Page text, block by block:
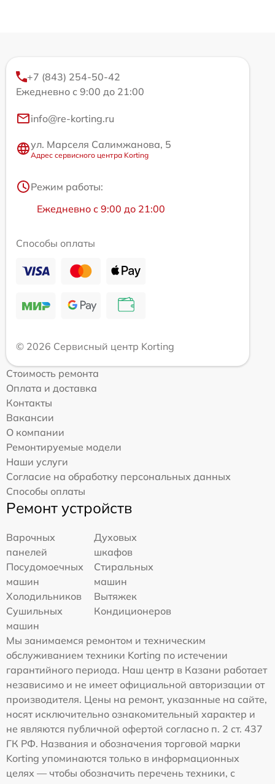
+7 (843) 254-50-42
Ежедневно с 9:00 до 21:00
info@re-korting.ru
ул. Марселя Салимжанова, 5
Адрес сервисного центра Korting
Режим работы:
Ежедневно с 9:00 до 21:00
Способы оплаты
© 2026 Сервисный центр Korting
Стоимость ремонта
Оплата и доставка
Контакты
Вакансии
О компании
Ремонтируемые модели
Наши услуги
Согласие на обработку персональных данных
Способы оплаты
Ремонт устройств
Варочных
панелей
Духовых
шкафов
Посудомоечных
машин
Стиральных
машин
Холодильников
Вытяжек
Сушильных
машин
Кондиционеров
Мы занимаемся ремонтом и техническим
обслуживанием техники Korting по истечении
гарантийного периода. Наш центр в Казани работает
независимо и не имеет официальной авторизации от
производителя. Цены на ремонт, указанные на сайте,
носят исключительно ознакомительный характер и
не являются публичной офертой согласно п. 2 ст. 437
ГК РФ. Названия и обозначения торговой марки
Korting упоминаются только в информационных
целях — чтобы обозначить перечень техники, с